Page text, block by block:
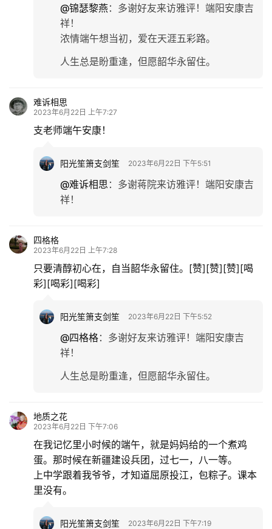
@锦瑟黎燕： 多谢好友来访雅评！端阳安康吉
祥！
浓情端午想当初，爱在天涯五彩路。
人生总是盼重逢，但愿韶华永留住。
难诉相思
2023年6月22日 上午7:27
支老师端午安康！
阳光笙箫支剑笙 2023年6月22日 下午5:51
@难诉相思 ： 多谢蒋院来访雅评！端阳安康吉
祥！
四格格
2023年6月22日 上午7:28
只要清醇初心在，自当韶华永留住。[赞][赞][赞][喝
彩][喝彩][喝彩]
阳光笙箫支剑笙 2023年6月22日 下午5:52
@四格格： 多谢好友来访雅评！端阳安康吉
祥！
人生总是盼重逢，但愿韶华永留住。
地质之花
2023年6月22日 下午7:06
在我记忆里小时候的端午，就是妈妈给的一个煮鸡
蛋。那时候在新疆建设兵团，过七一，八一等。
上中学跟着我爷爷，才知道屈原投江，包粽子。课本
里没有。
阳光笙箫支剑笙 2023年6月22日 下午7:19